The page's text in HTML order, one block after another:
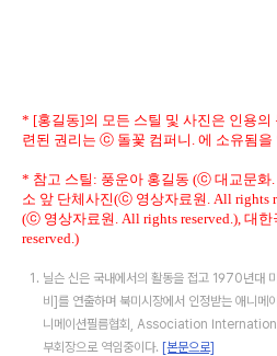
* [홍길동]의 모든 스틸 및 사진은 인용
련된 권리는 ⓒ 돌꽃 컴퍼니. 에 소유됨을
* 참고 스틸: 풍운아 홍길동 (ⓒ 대교문화.
소 앞 단체사진(ⓒ 영상자료원. All rights
(ⓒ 영상자료원. All rights reserved.), 대
reserved.)
닐슨 신은 국내에서의 활동을 접고 1970년대
비]를 연출하며 북미시장에서 인정받는 애니메
니메이션필름협회, Association
부회장으로 역임중이다. [본문으로]